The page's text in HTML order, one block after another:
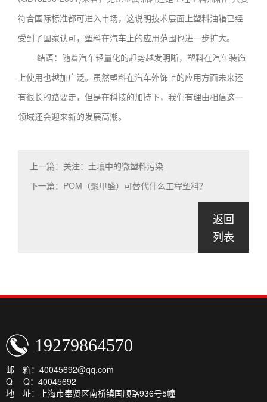
符合国际标准都可进入市场，这说明技术层面上塑料油箱已经
受到了国家认可，塑料在汽车上的应用范围也进一步扩大。
结语：随着汽车轻量化的趋势越发明晰，塑料在汽车装饰
上使用也越加广泛。虽然塑料在汽车外饰上的应用方面未来还
有很长的路要走，但是在科技的加持下，我们有理由相信这一
领域还会迎来新的发展高潮。
上一篇：关注：土壤中的微塑料污染
下一篇：POM（聚甲醛）可替代什么工程塑料？
返回
列表
19279864570
邮 箱：40045692@qq.com
Q Q：40045692
地 址：上海市奉贤区南桥镇国顺路936号5幢